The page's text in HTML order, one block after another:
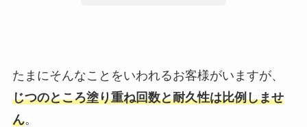
たまにそんなことをいわれるお客様がいますが、
じつのところ塗り重ね回数と耐久性は比例しませ
ん。